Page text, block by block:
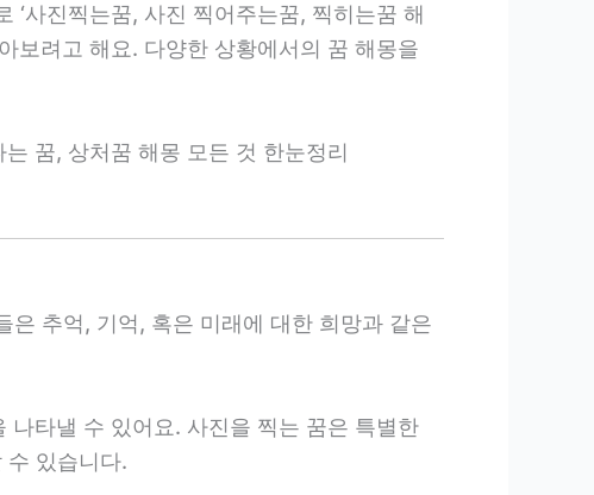
사진찍는꿈, 사진 찍어주는꿈, 찍히는꿈 해
보려고 해요. 다양한 상황에서의 꿈 해몽을
꿈, 상처꿈 해몽 모든 것 한눈정리
추억, 기억, 혹은 미래에 대한 희망과 같은
타낼 수 있어요. 사진을 찍는 꿈은 특별한
수 있습니다.